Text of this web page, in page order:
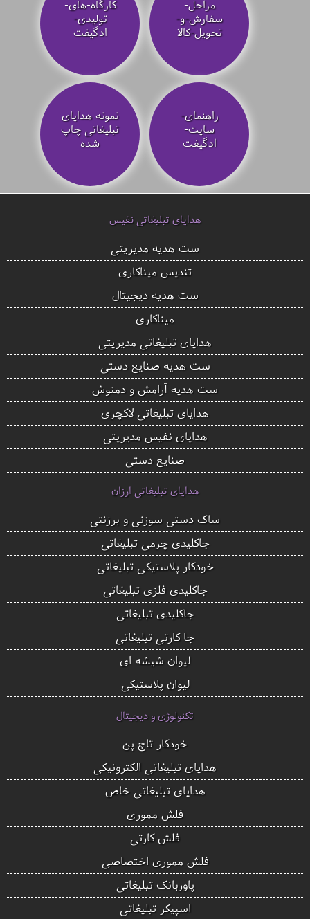
مراحل-
سفارش-و-
تحویل-کالا
کارگاه-های-
تولیدی-
ادگیفت
راهنمای-
سایت-
ادگیفت
نمونه هدایای
تبلیغاتی چاپ
شده
هدایای تبلیغاتی نفیس
ست هدیه مدیریتی
تندیس میناکاری
ست هدیه دیجیتال
میناکاری
هدایای تبلیغاتی مدیریتی
ست هدیه صنایع دستی
ست هدیه آرامش و دمنوش
هدایای تبلیغاتی لاکچری
هدایای نفیس مدیریتی
صنایع دستی
هدایای تبلیغاتی ارزان
ساک دستی سوزنی و برزنتی
جاکلیدی چرمی تبلیغاتی
خودکار پلاستیکی تبلیغاتی
جاکلیدی فلزی تبلیغاتی
جاکلیدی تبلیغاتی
جا کارتی تبلیغاتی
لیوان شیشه ای
لیوان پلاستیکی
تکنولوژی و دیجیتال
خودکار تاچ پن
هدایای تبلیغاتی الکترونیکی
هدایای تبلیغاتی خاص
فلش مموری
فلش کارتی
فلش مموری اختصاصی
پاوربانک تبلیغاتی
اسپیکر تبلیغاتی